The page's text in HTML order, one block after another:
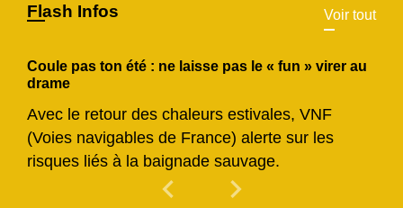
Flash Infos Voir tout
Coule pas ton été : ne laisse pas le « fun » virer au
drame
Avec le retour des chaleurs estivales, VNF
(Voies navigables de France) alerte sur les
risques liés à la baignade sauvage.
chevron_left Previous
chevron_right